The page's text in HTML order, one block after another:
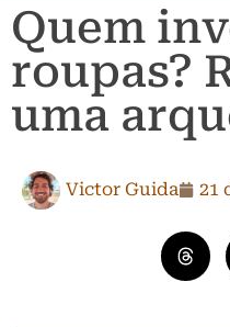
Quem
roupas?
uma
Victor Guida 21